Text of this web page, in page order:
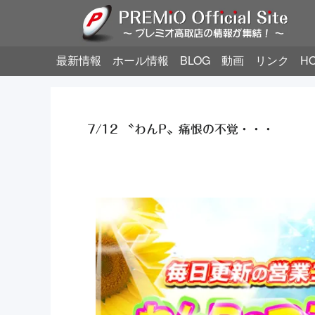
最新情報 ホール情報 BLOG 動画 リンク
7/12 〝わんP〟痛恨の不覚・・・